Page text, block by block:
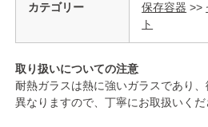
カテゴリー 保存容器 >>
ト
取り扱いについての注意
耐熱ガラスは熱に強いガラスであり
異なりますので、丁寧にお取扱いく